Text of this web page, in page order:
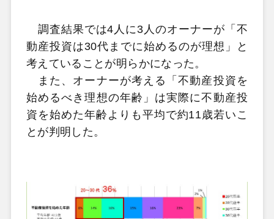
調査結果では4人に3人のオーナーが「不
動産投資は30代までに始めるのが理想」と
考えていることが明らかになった。
また、オーナーが考える「不動産投資を
始めるべき理想の年齢」は実際に不動産投
資を始めた年齢よりも平均で約11歳若いこ
とが判明した。